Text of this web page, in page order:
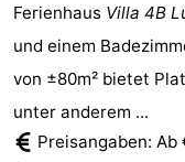
Ferienhaus Villa 4B
und einem
von ±80m² bietet
unter anderem ...
Preisangaben: Ab